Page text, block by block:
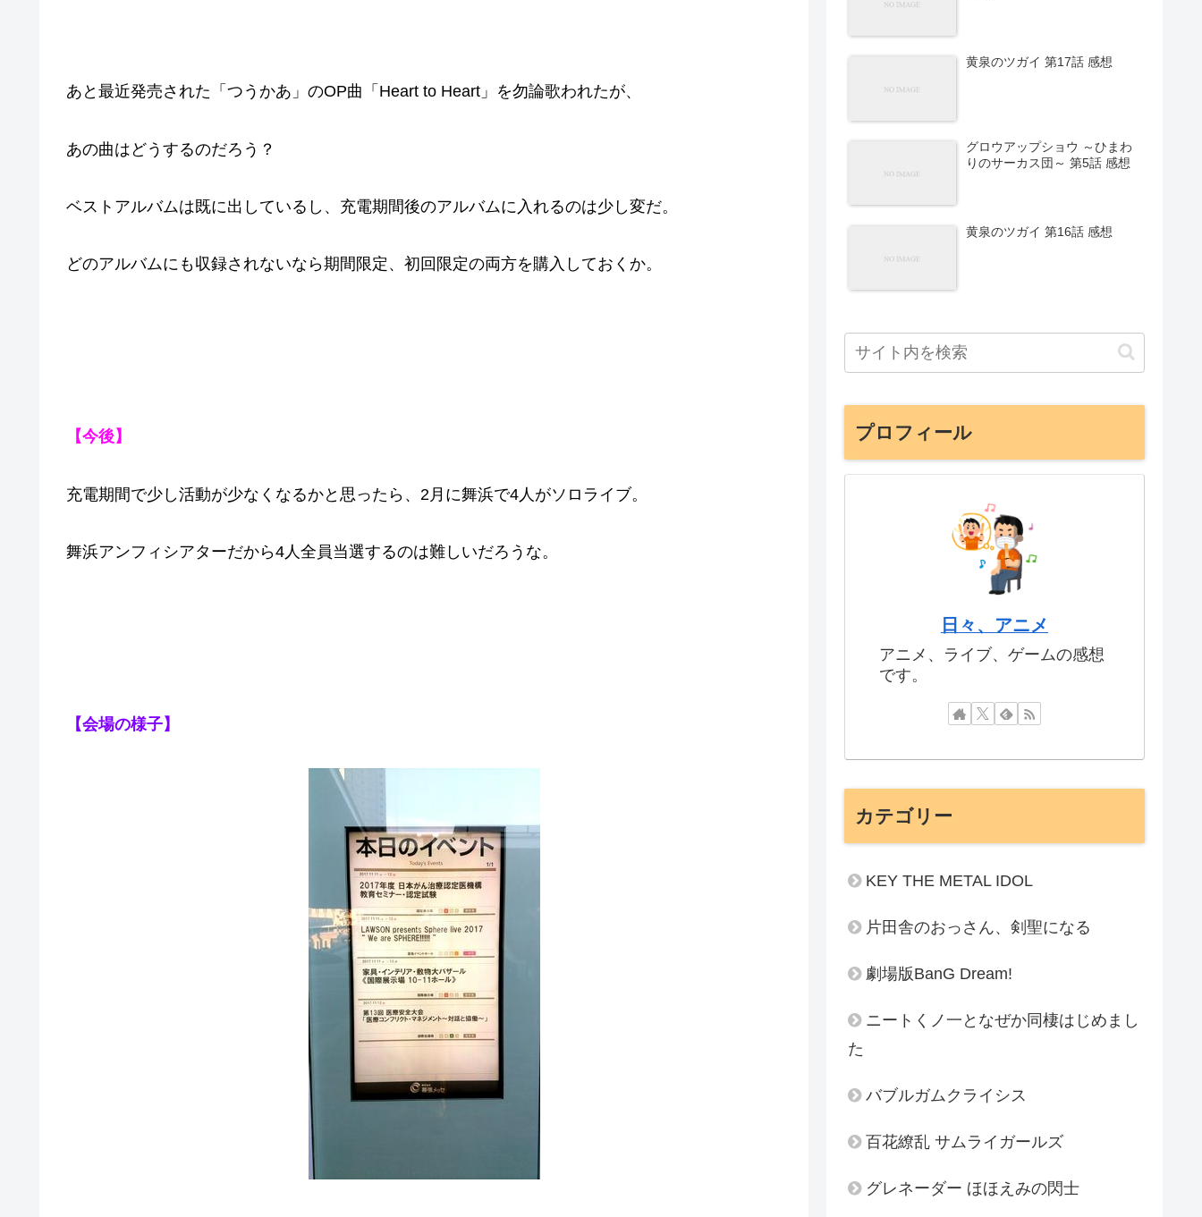
あと最近発売された「つうかあ」のOP曲「Heart to Heart」を勿論歌われたが、
あの曲はどうするのだろう？
ベストアルバムは既に出しているし、充電期間後のアルバムに入れるのは少し変だ。
どのアルバムにも収録されないなら期間限定、初回限定の両方を購入しておくか。
【今後】
充電期間で少し活動が少なくなるかと思ったら、2月に舞浜で4人がソロライブ。
舞浜アンフィシアターだから4人全員当選するのは難しいだろうな。
【会場の様子】
黄泉のツガイ 第17話 感想
グロウアップショウ ～ひまわ
りのサーカス団～ 第5話 感想
黄泉のツガイ 第16話 感想
プロフィール
日々、アニメ
アニメ、ライブ、ゲームの感想
です。
カテゴリー
KEY THE METAL IDOL
片田舎のおっさん、剣聖になる
劇場版BanG Dream!
ニートくノ一となぜか同棲はじめまし
た
バブルガムクライシス
百花繚乱 サムライガールズ
グレネーダー ほほえみの閃士